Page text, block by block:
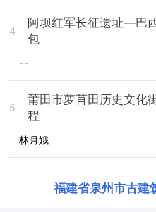
4
阿坝红军长征遗址—巴
包
--
5
莆田市萝苜田历史文化
程
林月娥
福建省泉州市古建